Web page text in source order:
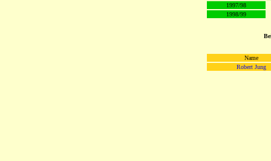
1997/98
1998/99
Name
Robert Jung